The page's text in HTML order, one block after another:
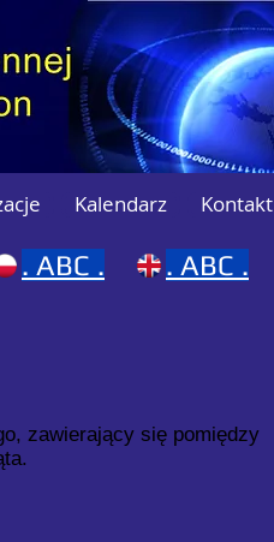
Kalendarz Kontakt
. ABC . . ABC .
zawierający się pomiędzy